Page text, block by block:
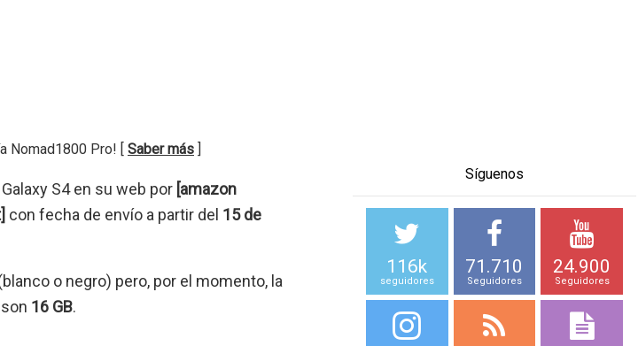
Nomad1800 Pro! [ Saber más ]
S4 en su web por [amazon
con fecha de envío a partir del 15 de
o negro) pero, por el momento, la
16 GB.
Síguenos
116k
seguidores
71.710
Seguidores
24.900
Seguidores